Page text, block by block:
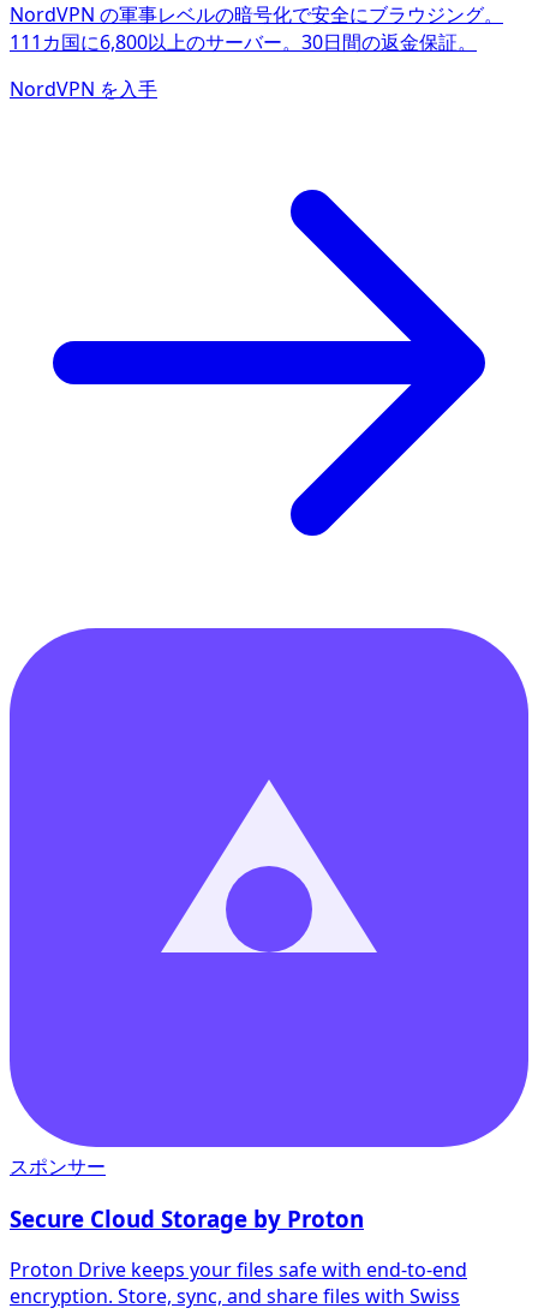
NordVPN の軍事レベルの暗号化で安全にブラウジング。
111カ国に6,800以上のサーバー。30日間の返金保証。
NordVPN を入手
スポンサー
Secure Cloud Storage by Proton
Proton Drive keeps your files safe with end-to-end
encryption. Store, sync, and share files with Swiss